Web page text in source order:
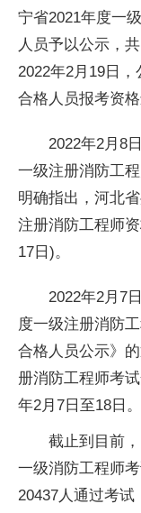
宁省2021年度一
人员予以公示，
2022年2月19日
合格人员报考资格
2022年2月8
一级注册消防工
明确指出，河北
注册消防工程师
17日)。
2022年2月7
度一级注册消防
合格人员公示》
册消防工程师考
年2月7日至18日。
截止到目前
一级消防工程师
20437人通过考